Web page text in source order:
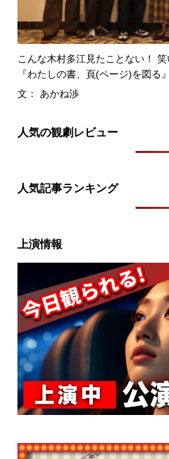
こんな木村多江見たことない！
『わたしの書、頁(ページ)を図る
文： あかね渉
人気の観劇レビュー
人気記事ランキング
上演情報